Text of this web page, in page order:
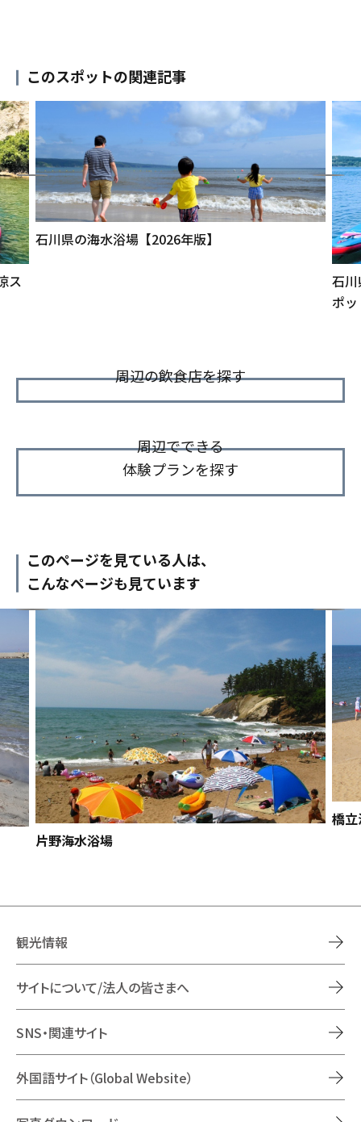
このスポットの関連記事
ス
石川県の海水浴場【2026年版】
石
ポ
周辺の飲食店を探す
周辺でできる
体験プランを探す
このページを見ている人は、
こんなページも見ています
片野海水浴場
橋
観光情報
サイトについて/法人の皆さまへ
SNS・関連サイト
外国語サイト（Global Website）